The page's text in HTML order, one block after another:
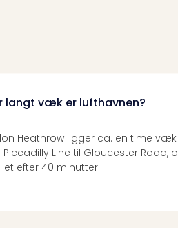
langt væk er lufthavnen?
Heathrow ligger ca. en time
Line til Gloucester Road,
efter 40 minutter.